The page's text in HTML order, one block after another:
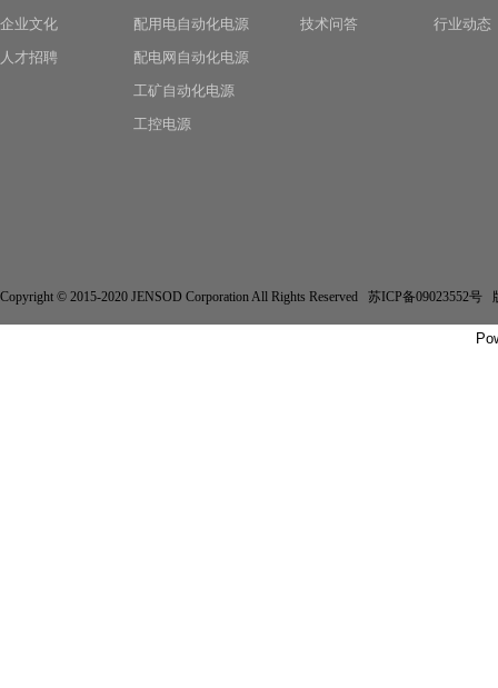
企业文化
人才招聘
配用电自动化电源
配电网自动化电源
工矿自动化电源
工控电源
技术问答
行业动态
Copyright © 2015-2020 JENSOD Corporation All Rights Reserved 苏ICP备09023552